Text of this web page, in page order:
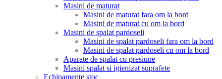
Masini de maturat
Masini de maturat fara om la bord
Masini de maturat cu om la bord
Masini de spalat pardoseli
Masini de spalat pardoseli fara om la bord
Masini de spalat pardoseli cu om la bord
Aparate de spalat cu presiune
Masini spalat si igienizat suprafete
Echipamente stoc